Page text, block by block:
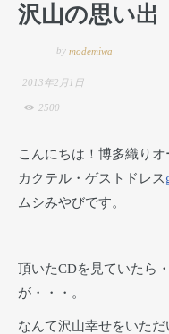
沢山の思い出
by modemiwa
2013年2月1日
2500
こんにちは！博多織り
カクテル・ゲストドレス
ムシみやびです。
頂いたCDを見ていたら
が・・・。
なんて沢山幸せをいただ